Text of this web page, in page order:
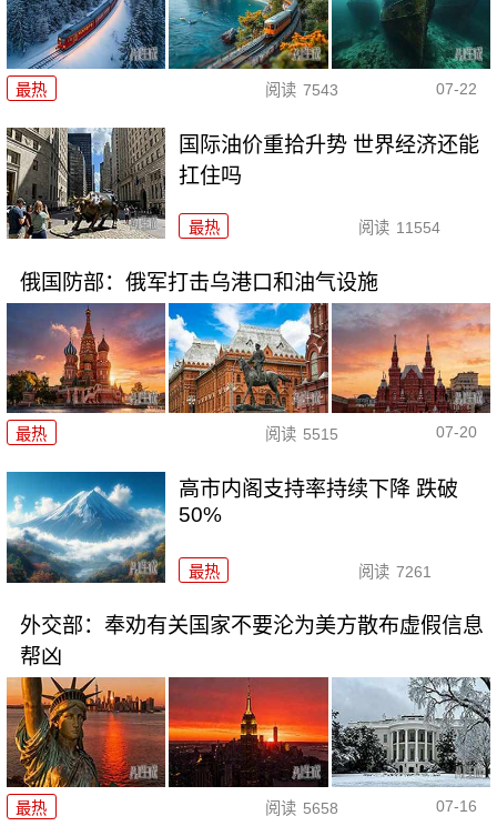
最热 阅读 7543 07-22
国际油价重拾升势 世界经济还能
扛住吗
最热 阅读 11554
俄国防部：俄军打击乌港口和油气设施
最热 阅读 5515 07-20
高市内阁支持率持续下降 跌破
50%
最热 阅读 7261
外交部：奉劝有关国家不要沦为美方散布虚假信息
帮凶
最热 阅读 5658 07-16